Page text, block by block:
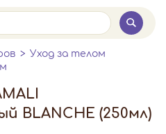
Уход за телом
BLANCHE (250мл)